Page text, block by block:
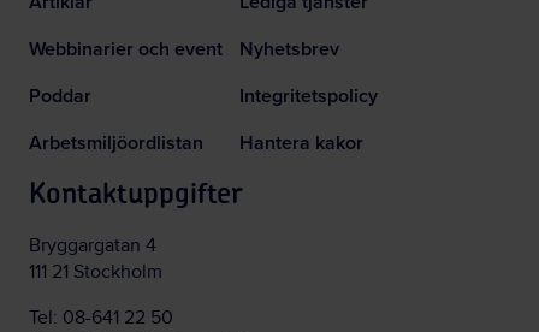
Webbinarier och event
Poddar
Arbetsmiljöordlistan
Nyhetsbrev
Integritetspolicy
Hantera kakor
Kontaktuppgifter
Bryggargatan 4
111 21 Stockholm
Tel: 08-641 22 50